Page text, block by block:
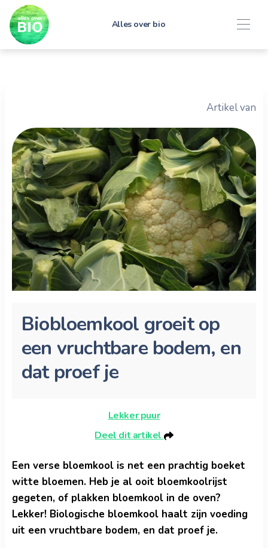
Alles over bio
Artikel van
Biobloemkool groeit op
een vruchtbare bodem, en
dat proef je
Lekker puur
Deel dit artikel
Een verse bloemkool is net een prachtig boeket
witte bloemen. Heb je al ooit bloemkoolrijst
gegeten, of plakken bloemkool in de oven?
Lekker! Biologische bloemkool haalt zijn voeding
uit een vruchtbare bodem, en dat proef je.